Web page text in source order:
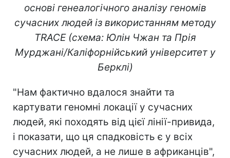
основі генеалогічного аналізу геномів
сучасних людей із використанням методу
TRACE (схема: Юлін Чжан та Прія
Мурджані/Каліфорнійський університет у
Берклі)
"Нам фактично вдалося знайти та
картувати геномні локації у сучасних
людей, які походять від цієї лінії-привида,
і показати, що ця спадковість є у всіх
сучасних людей, а не лише в африканців",